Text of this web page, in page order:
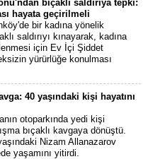
bıçaklı saldırıya tepki:
hayata geçirilmeli
bir kadına yönelik
saldırıyı kınayarak, kadına
için Ev İçi Şiddet
yürürlüğe konulması
40 yaşındaki kişi hayatını
otoparkında yedi kişi
bıçaklı kavgaya dönüştü.
Nizam Allanazarov
yaşamını yitirdi.